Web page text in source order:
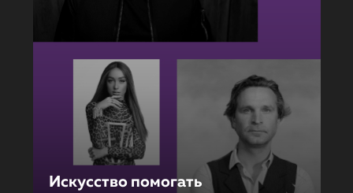
Искусство помогать